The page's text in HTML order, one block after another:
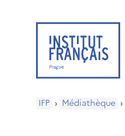
IFP › Médiathèque ›